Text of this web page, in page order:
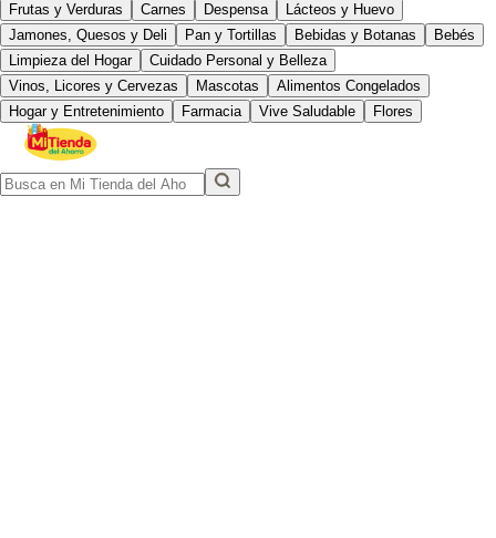
Frutas y Verduras Carnes Despensa
Lácteos y Huevo
Jamones, Quesos y Deli
Pan y Tortillas Bebidas y Botanas
Bebés
Limpieza del Hogar
Cuidado Personal y Belleza
Vinos, Licores y Cervezas
Mascotas
Alimentos Congelados
Hogar y Entretenimiento
Farmacia Vive Saludable Flores